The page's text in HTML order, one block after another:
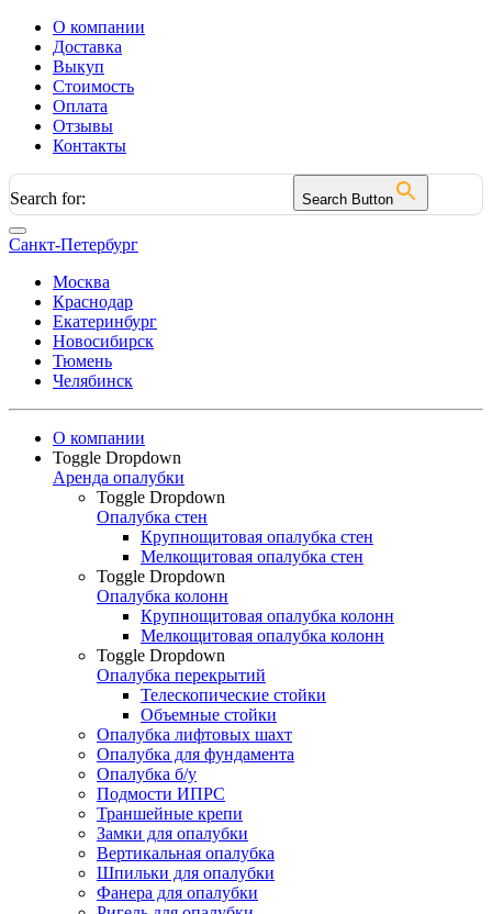
О компании
Доставка
Выкуп
Стоимость
Оплата
Отзывы
Контакты
Search for: Search Button
Санкт-Петербург
Москва
Краснодар
Екатеринбург
Новосибирск
Тюмень
Челябинск
О компании
Toggle Dropdown
Аренда опалубки
Toggle Dropdown
Опалубка стен
Крупнощитовая опалубка стен
Мелкощитовая опалубка стен
Toggle Dropdown
Опалубка колонн
Крупнощитовая опалубка колонн
Мелкощитовая опалубка колонн
Toggle Dropdown
Опалубка перекрытий
Телескопические стойки
Объемные стойки
Опалубка лифтовых шахт
Опалубка для фундамента
Опалубка б/у
Подмости ИПРС
Траншейные крепи
Замки для опалубки
Вертикальная опалубка
Шпильки для опалубки
Фанера для опалубки